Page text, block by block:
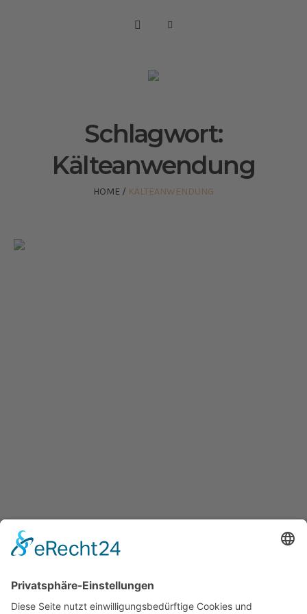
Schlagwort:
Kälteanwendung
HOME / KÄLTEANWENDUNG
BEITRAG
Kälteanwendung in Lennestadt